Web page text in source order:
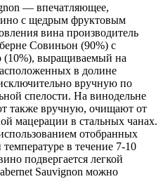
— впечатляющее,
с щедрым фруктовым
вина производитель
Совиньон (90%) с
(10%), выращиваемый на
в долине
вручную по
спелости. На винодельне
также вручную, очищают от
мацерации в стальных чанах.
отобранных
в течение 7-10
подвергается легкой
Sauvignon можно